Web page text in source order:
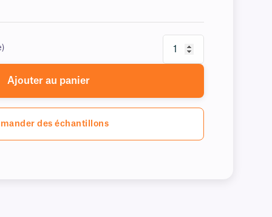
Ajouter au panier
des échantillons